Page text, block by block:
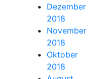
Dezember
2018
November
2018
Oktober
2018